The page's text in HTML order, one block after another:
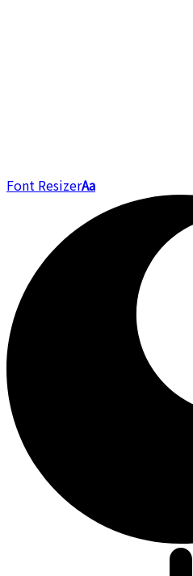
Font ResizerAa